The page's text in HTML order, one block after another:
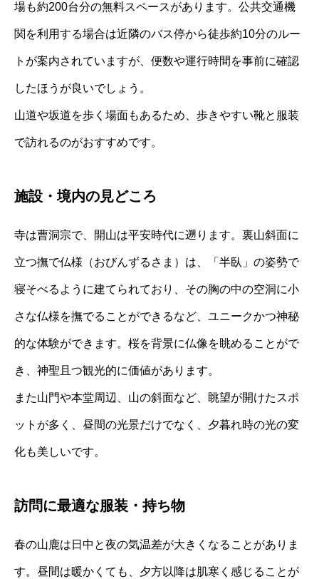
場も約200台分の無料スペースがあります。公共交通機
関を利用する場合は近隣のバス停から徒歩約10分のルー
トが案内されていますが、便数や運行時間を事前に確認
したほうが良いでしょう。
山道や坂道を歩く場面もあるため、歩きやすい靴と服装
で訪れるのがおすすめです。
施設・境内の見どころ
寺は曹洞宗で、開山は平安時代に遡ります。裏山斜面に
立つ撫で仏様（おびんずるさま）は、「半臥」の姿勢で
寝そべるように建てられており、その胸の中の空洞に小
さな仏様を撫でることができるなど、ユニークかつ神秘
的な体験ができます。桜を背景に仏像を眺めることがで
き、神聖且つ観光的に価値があります。
また山門や本堂周辺、山の斜面など、眺望が開けたスポ
ットが多く、昼間の光景だけでなく、夕暮れ時の光の変
化も美しいです。
訪問に最適な服装・持ち物
春の山鹿は日中と夜の気温差が大きくなることがありま
す。昼間は暖かくても、夕方以降は肌寒く感じることが